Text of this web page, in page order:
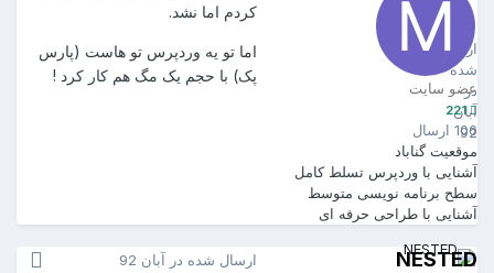
Mahdigp
ارسال
شده
در
آبان
92
عضو سایت
221
106 ارسال
موقعیتگناباد
آشنایی با وردپرس تسلط کامل
سطح برنامه نویسی متوسط
آشنایی با طراحی حرفه ای
کردم اما نشد.
اما تو یه وردپرس تو هاست (پارس
پک) با حجم یک مگ هم کار کرد !
NESTED ارسال شده در آبان 92